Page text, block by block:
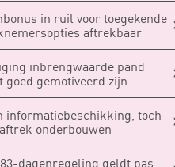
in ruil voor toegekende
aftrekbaar
inbrengwaarde pand
goed gemotiveerd zijn
informatiebeschikking, toch
onderbouwen
dagenregeling geldt pas